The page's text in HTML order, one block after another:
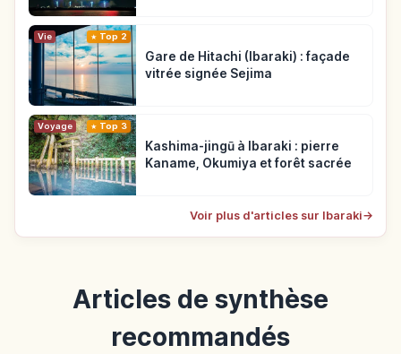
Vie Top 2
Gare de Hitachi (Ibaraki) : façade
vitrée signée Sejima
Voyage Top 3
Kashima-jingū à Ibaraki : pierre
Kaname, Okumiya et forêt sacrée
Voir plus d'articles sur Ibaraki→
Articles de synthèse
recommandés